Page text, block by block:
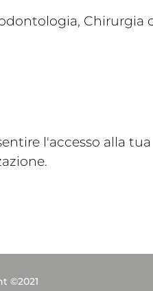
Chirurgia
l'accesso alla
©2021